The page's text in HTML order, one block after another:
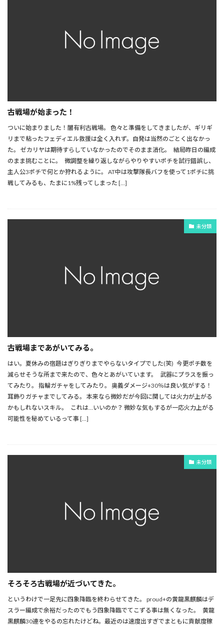
古戦場が始まった！
ついに始まりました！闇有利古戦場。 色々と準備をしてきましたが、ギリギ
リまで粘ったフェディエル救援は全く入れず。自発は当然のごとく出なかっ
た。 ゼカリヤは期待すらしていなかったのでそのまま消化。 結局昨日の編成
のまま挑むことに。 微調整を繰り返しながらやりやすいポチを試行錯誤し、
主人公3ポチで何とか狩れるように。 AT中は攻撃隊長バフを使って1ポチに挑
戦してみるも、たまに1%残ってしまった […]
未分類
古戦場まであがいてみる。
はい。夏休みの宿題はぎりぎりまでやらないタイプでした(笑) 今更ポチ数を
減らせそうな所まで来たので、色々とあがいています。 武器にプラスを振っ
てみたり。 指輪ガチャをしてみたり。 奥義ダメージ+30％は良い気がする！
耳飾りガチャまでしてみる。 本来なら微妙だが今回に関しては火力が上がる
かもしれないスキル。 これは…いいのか？ 微妙な気もするが一応火力上がる
可能性を秘めているって事 […]
未分類
そろそろ古戦場が近づいてきた。
というわけで一足先に四象降臨を終わらせてきた。 proud+の黄龍黒麒麟はデ
スラー編成で余裕だったのでもう四象降臨でてこずる事は無くなった。 黄龍
黒麒麟30連をやるの忘れたけどね。最近のは速度出すぎでまともに貢献度稼